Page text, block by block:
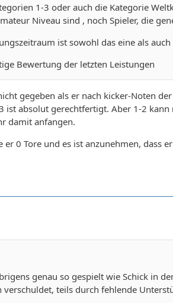
1-3 oder auch die Kategorie
Niveau sind , noch Spieler, die
ist sowohl das eine als
Bewertung der letzten Leistungen
gegeben als er nach kicker-Noten
ist absolut gerechtfertigt. Aber 1-2
damit anfangen.
er 0 Tore und es ist anzunehmen, dass
genau so gespielt wie Schick in
verschuldet, teils durch fehlende